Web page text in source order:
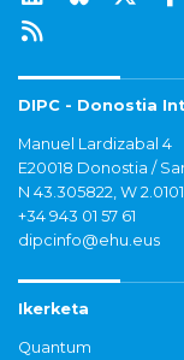
DIPC - Donostia
Manuel Lardizabal 4
E20018 Donostia /
N 43.305822, W
+34 943 01 57 61
dipcinfo@ehu.eus
Ikerketa
Quantum